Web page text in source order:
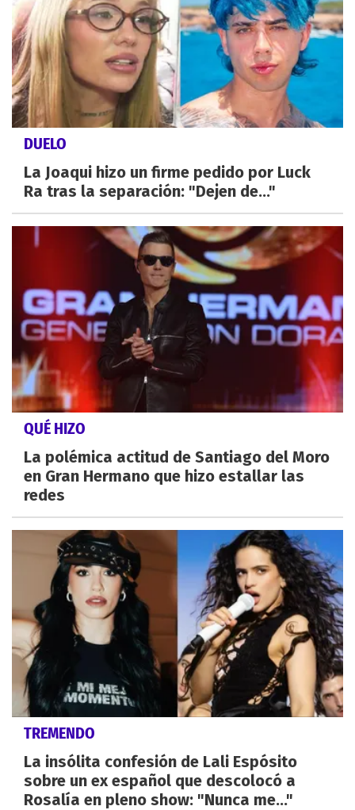
DUELO
La Joaqui hizo un firme pedido por Luck
Ra tras la separación: "Dejen de..."
QUÉ HIZO
La polémica actitud de Santiago del Moro
en Gran Hermano que hizo estallar las
redes
TREMENDO
La insólita confesión de Lali Espósito
sobre un ex español que descolocó a
Rosalía en pleno show: "Nunca me..."